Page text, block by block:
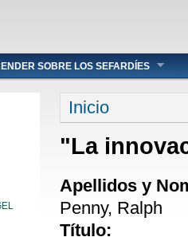
SOBRE LOS SEFARDÍES
Se encuentra
Inicio
"La
Apellidos y
Penny, Ralph
Título: